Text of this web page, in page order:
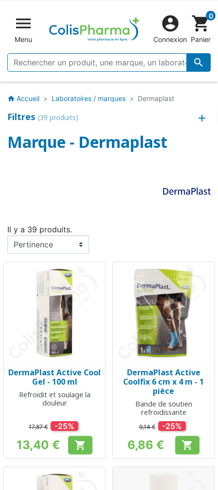

Menu


Connexion
shopping_cart0
Panier
home Accueil Laboratoires / marques Dermaplast
Filtres (39 produits)
Marque - Dermaplast
Il y a 39 produits.
DermaPlast Active Cool
Gel - 100 ml
Refroidit et soulage la
douleur
17,87 € -25%
Prix
13,40 € 
DermaPlast Active
Coolfix 6 cm x 4 m - 1
pièce
Bande de soutien
refroidissante
9,14 € -25%
Prix
6,86 € 